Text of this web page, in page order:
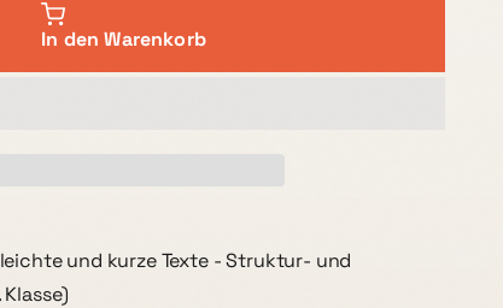
In den Warenkorb
und kurze Texte - Struktur- und